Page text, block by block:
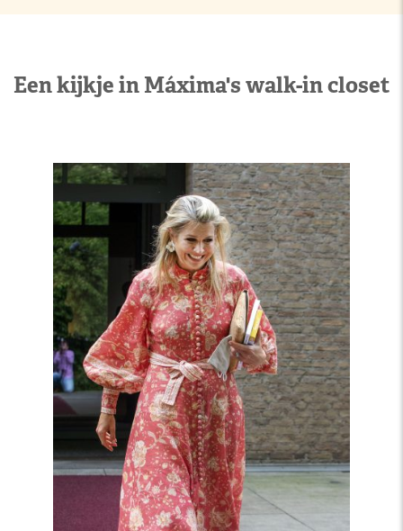
Een kijkje in Máxima's walk-in closet